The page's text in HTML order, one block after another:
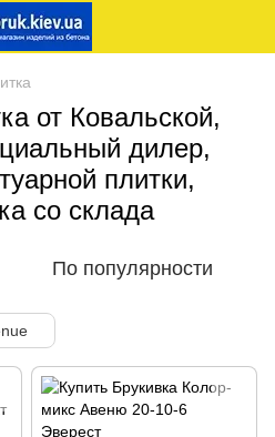
от Ковальской,
дилер,
плитки,
со склада
По популярности